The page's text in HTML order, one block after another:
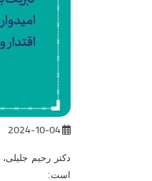
دکتر رحیم
است: